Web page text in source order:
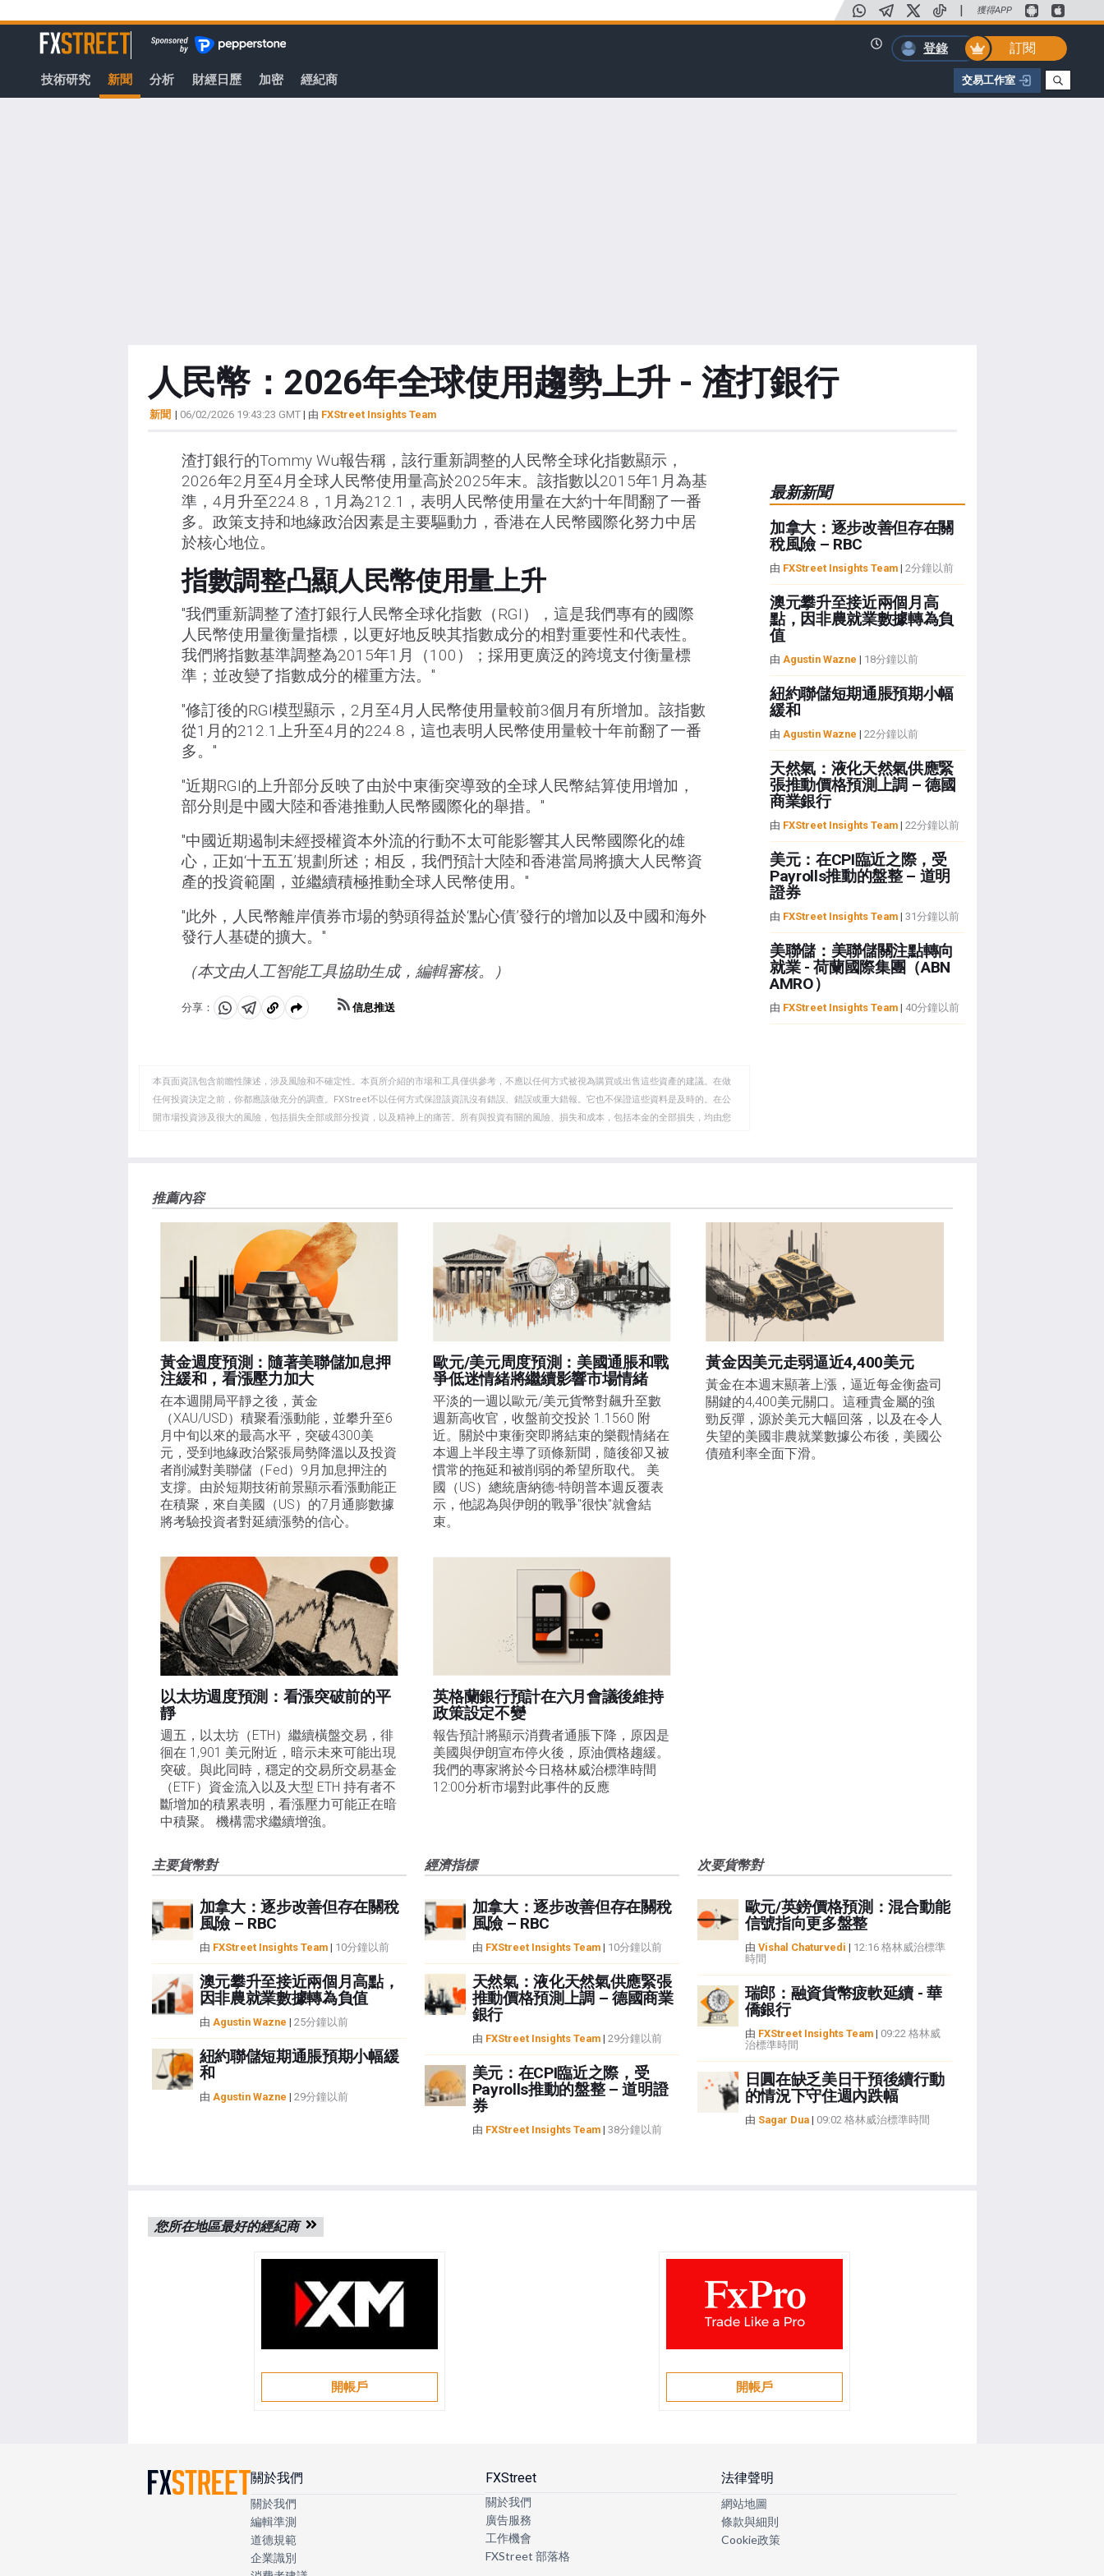
至
容
| 獲得APP
FXStreet
登錄
訂閱
技術研究 新聞 分析 財經日歷 加密 經紀商 交易工作室
人民幣：2026年全球使用趨勢上升 - 渣打銀行
新聞 | 06/02/2026 19:43:23 GMT| 由 FXStreet Insights Team
渣打銀行的Tommy Wu報告稱，該行重新調整的人民幣全球化指數顯示，
2026年2月至4月全球人民幣使用量高於2025年末。該指數以2015年1月為基
準，4月升至224.8，1月為212.1，表明人民幣使用量在大約十年間翻了一番
多。政策支持和地緣政治因素是主要驅動力，香港在人民幣國際化努力中居
於核心地位。
指數調整凸顯人民幣使用量上升
"我們重新調整了渣打銀行人民幣全球化指數（RGI），這是我們專有的國際
人民幣使用量衡量指標，以更好地反映其指數成分的相對重要性和代表性。
我們將指數基準調整為2015年1月（100）；採用更廣泛的跨境支付衡量標
準；並改變了指數成分的權重方法。"
"修訂後的RGI模型顯示，2月至4月人民幣使用量較前3個月有所增加。該指數
從1月的212.1上升至4月的224.8，這也表明人民幣使用量較十年前翻了一番
多。"
"近期RGI的上升部分反映了由於中東衝突導致的全球人民幣結算使用增加，
部分則是中國大陸和香港推動人民幣國際化的舉措。"
"中國近期遏制未經授權資本外流的行動不太可能影響其人民幣國際化的雄
心，正如‘十五五’規劃所述；相反，我們預計大陸和香港當局將擴大人民幣資
產的投資範圍，並繼續積極推動全球人民幣使用。"
"此外，人民幣離岸債券市場的勢頭得益於‘點心債’發行的增加以及中國和海外
發行人基礎的擴大。"
（本文由人工智能工具協助生成，編輯審核。）
分享：
分
WhatsApp
分
Telegram
複
剪
貼
板
信息推送
本頁面資訊包含前瞻性陳述，涉及風險和不確定性。本頁所介紹的市場和工具僅供參考，不應以任何方式被視為購買或出售這些資產的建議。在做
任何投資決定之前，你都應該做充分的調查。FXStreet不以任何方式保證該資訊沒有錯誤、錯誤或重大錯報。它也不保證這些資料是及時的。在公
開市場投資涉及很大的風險，包括損失全部或部分投資，以及精神上的痛苦。所有與投資有關的風險、損失和成本，包括本金的全部損失，均由您
FXStreet和作者不提供個性化的建議。作者對該資訊的準確性、完整性或適用性不作任何陳述。FXStreet和作者將不承擔任何錯誤，遺漏或任何損
失，傷害或損害由此資訊及其顯示或使用引起的。錯誤和遺漏除外。本文作者和FXStreet並非註冊投資顧問，本文內容無意提供任何投資建議。
最新新聞
加拿大：逐步改善但存在關
稅風險 – RBC
由 FXStreet Insights Team| 2分鐘以前
澳元攀升至接近兩個月高
點，因非農就業數據轉為負
值
由 Agustin Wazne | 18分鐘以前
紐約聯儲短期通脹預期小幅
緩和
由 Agustin Wazne | 22分鐘以前
天然氣：液化天然氣供應緊
張推動價格預測上調 – 德國
商業銀行
由 FXStreet Insights Team| 22分鐘以前
美元：在CPI臨近之際，受
Payrolls推動的盤整 – 道明
證券
由 FXStreet Insights Team| 31分鐘以前
美聯儲：美聯儲關注點轉向
就業 - 荷蘭國際集團（ABN
AMRO）
由 FXStreet Insights Team| 40分鐘以前
推薦內容
黃金週度預測：隨著美聯儲加息押
注緩和，看漲壓力加大
在本週開局平靜之後，黃金
（XAU/USD）積聚看漲動能，並攀升至6
月中旬以來的最高水平，突破4300美
元，受到地緣政治緊張局勢降溫以及投資
者削減對美聯儲（Fed）9月加息押注的
支撐。由於短期技術前景顯示看漲動能正
在積聚，來自美國（US）的7月通膨數據
將考驗投資者對延續漲勢的信心。
歐元/美元周度預測：美國通脹和戰
爭低迷情緒將繼續影響市場情緒
平淡的一週以歐元/美元貨幣對飆升至數
週新高收官，收盤前交投於 1.1560 附
近。關於中東衝突即將結束的樂觀情緒在
本週上半段主導了頭條新聞，隨後卻又被
慣常的拖延和被削弱的希望所取代。 美
國（US）總統唐納德-特朗普本週反覆表
示，他認為與伊朗的戰爭"很快"就會結
束。
黃金因美元走弱逼近4,400美元
黃金在本週末顯著上漲，逼近每金衡盎司
關鍵的4,400美元關口。這種貴金屬的強
勁反彈，源於美元大幅回落，以及在令人
失望的美國非農就業數據公布後，美國公
債殖利率全面下滑。
以太坊週度預測：看漲突破前的平
靜
週五，以太坊（ETH）繼續橫盤交易，徘
徊在 1,901 美元附近，暗示未來可能出現
突破。與此同時，穩定的交易所交易基金
（ETF）資金流入以及大型 ETH 持有者不
斷增加的積累表明，看漲壓力可能正在暗
中積聚。 機構需求繼續增強。
英格蘭銀行預計在六月會議後維持
政策設定不變
報告預計將顯示消費者通脹下降，原因是
美國與伊朗宣布停火後，原油價格趨緩。
我們的專家將於今日格林威治標準時間
12:00分析市場對此事件的反應
主要貨幣對
加拿大：逐步改善但存在關稅
風險 – RBC
由 FXStreet Insights Team| 10分鐘以前
澳元攀升至接近兩個月高點，
因非農就業數據轉為負值
由 Agustin Wazne | 25分鐘以前
紐約聯儲短期通脹預期小幅緩
和
由 Agustin Wazne | 29分鐘以前
經濟指標
加拿大：逐步改善但存在關稅
風險 – RBC
由 FXStreet Insights Team| 10分鐘以前
天然氣：液化天然氣供應緊張
推動價格預測上調 – 德國商業
銀行
由 FXStreet Insights Team| 29分鐘以前
美元：在CPI臨近之際，受
Payrolls推動的盤整 – 道明證
券
由 FXStreet Insights Team| 38分鐘以前
次要貨幣對
歐元/英鎊價格預測：混合動能
信號指向更多盤整
由 Vishal Chaturvedi | 12:16 格林威治標準
時間
瑞郎：融資貨幣疲軟延續 - 華
僑銀行
由 FXStreet Insights Team| 09:22 格林威
治標準時間
日圓在缺乏美日干預後續行動
的情況下守住週內跌幅
由 Sagar Dua| 09:02 格林威治標準時間
您所在地區最好的經紀商
開帳戶 開帳戶
關於我們
關於我們
編輯準測
道德規範
企業識別
FXStreet
關於我們
廣告服務
工作機會
FXStreet 部落格
法律聲明
網站地圖
條款與細則
Cookie政策